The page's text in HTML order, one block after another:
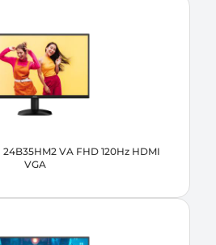
VA FHD 120Hz HDMI
VGA